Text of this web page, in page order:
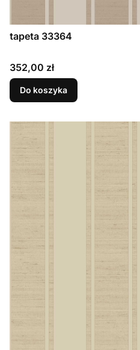
tapeta 33364
Cena
352,00 zł
Do koszyka